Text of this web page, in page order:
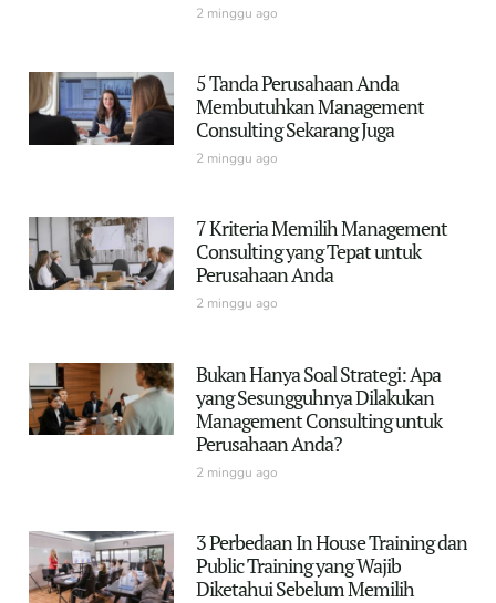
2 minggu ago
5 Tanda Perusahaan Anda
Membutuhkan Management
Consulting Sekarang Juga
2 minggu ago
7 Kriteria Memilih Management
Consulting yang Tepat untuk
Perusahaan Anda
2 minggu ago
Bukan Hanya Soal Strategi: Apa
yang Sesungguhnya Dilakukan
Management Consulting untuk
Perusahaan Anda?
2 minggu ago
3 Perbedaan In House Training dan
Public Training yang Wajib
Diketahui Sebelum Memilih